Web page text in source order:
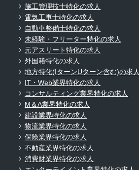
施工管理技士特化の求人
電気工事士特化の求人
自動車整備士特化の求人
未経験・フリーター特化の求人
元アスリート特化の求人
外国籍特化の求人
地方特化(IターンUターン含む)の求人
IT・Web業界特化の求人
コンサルティング業界特化の求人
M＆A業界特化の求人
建設業界特化の求人
物流業界特化の求人
保険業界特化の求人
不動産業界特化の求人
消費財業界特化の求人